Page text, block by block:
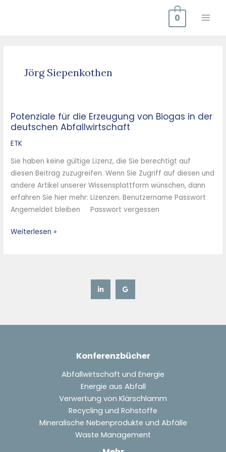
0
Jörg Siepenkothen
Potenziale für die Erzeugung von Biogas in der
deutschen Abfallwirtschaft
ETK
Sie haben keine gültige Lizenz, die Sie berechtigt auf
diesen Beitrag zuzugreifen. Wenn Sie Zugriff auf diesen und
andere Artikel unserer Wissensplattform wünschen, dann
erfahren Sie hier mehr: Lizenzen. Benutzername Passwort
Angemeldet bleiben Passwort vergessen
Potenziale
für
die
von
Biogas
in
der
deutschen
Weiterlesen »
Konferenzbücher
Abfallwirtschaft und Energie
Energie aus Abfall
Verwertung von Klärschlamm
Recycling und Rohstoffe
Mineralische Nebenprodukte und Abfälle
Waste Management